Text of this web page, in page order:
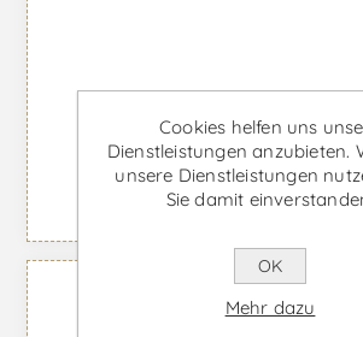
Ab €28,49 inkl.
Cookies helfen uns
Dienstleistungen anzubieten.
unsere Dienstleistungen
Sie damit
OK
Mehr dazu